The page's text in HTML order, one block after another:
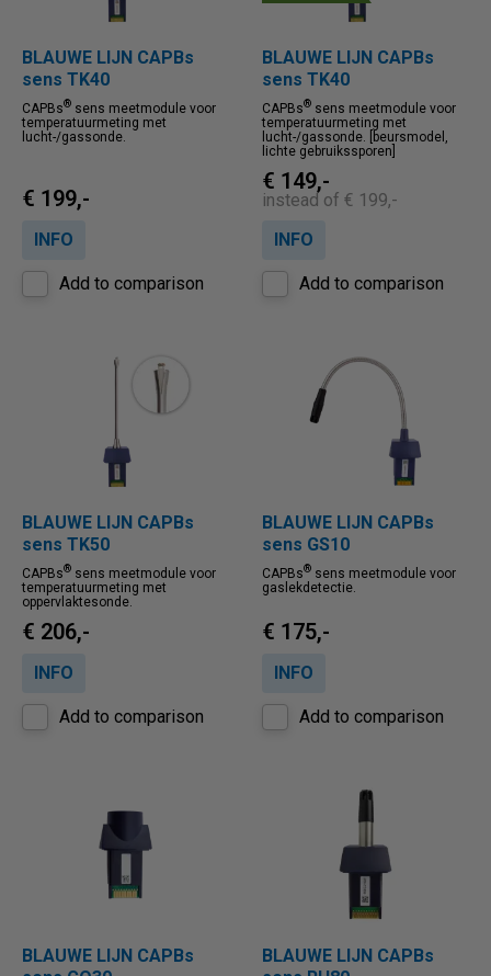
BLAUWE LIJN CAPBs
sens TK40
CAPBs® sens meetmodule voor
temperatuurmeting met
lucht-/gassonde.
€ 199,-
INFO
Add to comparison
BLAUWE LIJN CAPBs
sens TK40
CAPBs® sens meetmodule voor
temperatuurmeting met
lucht-/gassonde. [beursmodel,
lichte gebruikssporen]
€ 149,-
instead of € 199,-
INFO
Add to comparison
BLAUWE LIJN CAPBs
sens TK50
CAPBs® sens meetmodule voor
temperatuurmeting met
oppervlaktesonde.
€ 206,-
INFO
Add to comparison
BLAUWE LIJN CAPBs
sens GS10
CAPBs® sens meetmodule voor
gaslekdetectie.
€ 175,-
INFO
Add to comparison
BLAUWE LIJN CAPBs
BLAUWE LIJN CAPBs